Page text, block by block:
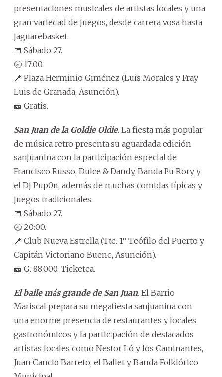
presentaciones musicales de artistas locales y una
gran variedad de juegos, desde carrera vosa hasta
jaguarebasket.
📅 Sábado 27.
🕣 17:00.
📍 Plaza Herminio Giménez (Luis Morales y Fray
Luis de Granada, Asunción).
🎫 Gratis.
San Juan de la Goldie Oldie. La fiesta más popular
de música retro presenta su aguardada edición
sanjuanina con la participación especial de
Francisco Russo, Dulce & Dandy, Banda Pu Rory y
el Dj Pup0n, además de muchas comidas típicas y
juegos tradicionales.
📅 Sábado 27.
🕣 20:00.
📍 Club Nueva Estrella (Tte. 1° Teófilo del Puerto y
Capitán Victoriano Bueno, Asunción).
🎫 G. 88.000, Ticketea.
El baile más grande de San Juan. El Barrio
Mariscal prepara su megafiesta sanjuanina con
una enorme presencia de restaurantes y locales
gastronómicos y la participación de destacados
artistas locales como Nestor Ló y los Caminantes,
Juan Cancio Barreto, el Ballet y Banda Folklórico